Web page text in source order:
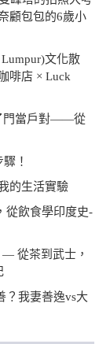
顧包包的6歲小
文化散
啡店 × Luck
門當戶對——從
！
的生活實驗
從飲食學印度史-
— 從茶到武士，
？我妻善逸vs大